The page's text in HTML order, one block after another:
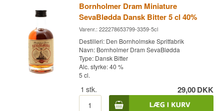
Bornholmer Dram Miniature
SevaBlødda Dansk Bitter 5 cl 40%
Varenr.: 222278653799-3359-5cl
Destilleri: Den Bornholmske Spritfabrik
Navn: Bornholmer Dram SevaBlødda
Type: Dansk Bitter
Alc. styrke: 40 %
5 cl.
1 stk. 29,00DKK